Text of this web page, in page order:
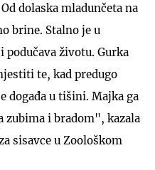
dolaska mladunčeta na
brine. Stalno je u
životu. Gurka
te, kad predugo
događa u tišini. Majka ga
zubima i bradom", kazala
sisavce u Zoološkom